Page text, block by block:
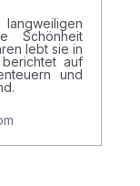
Schönheit
lebt sie in
auf
und